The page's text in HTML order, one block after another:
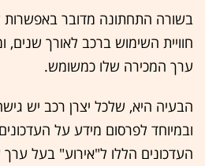
בשורה התחתונה מדובר
חוויית השימוש ברכב לאורך
ערך המכירה שלו כמשומש.
ובמיוחד לפרסום מידע על
העדכונים הללו ל"אירוע" בעל ערך